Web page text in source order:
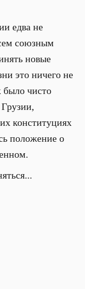
едва не
союзным
новые
это ничего не
было чисто
конституциях
положение о